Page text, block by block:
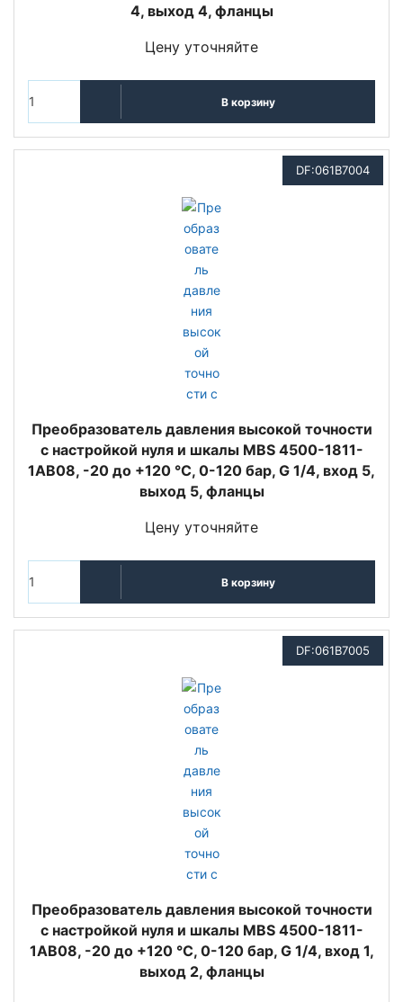
4, выход 4, фланцы
Цену уточняйте
В корзину
DF:061B7004
Преобразователь давления высокой точности
с настройкой нуля и шкалы MBS 4500-1811-
1AB08, -20 до +120 °C, 0-120 бар, G 1/4, вход 5,
выход 5, фланцы
Цену уточняйте
В корзину
DF:061B7005
Преобразователь давления высокой точности
с настройкой нуля и шкалы MBS 4500-1811-
1AB08, -20 до +120 °C, 0-120 бар, G 1/4, вход 1,
выход 2, фланцы